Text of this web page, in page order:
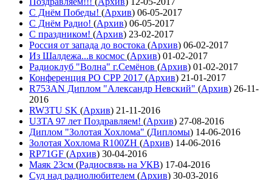
С Днём Победы! (Архив) 06-05-2017
С Днём Радио! (Архив) 06-05-2017
С праздником! (Архив) 23-02-2017
Россия от запада до востока (Архив) 06-02-2017
Из Шалдежа...в космос (Архив) 01-02-2017
Радиоклуб "Волна" г.Семёнов (Архив) 01-02-2017
Конференция РО СРР 2017 (Архив) 21-01-2017
R753AN Диплом "Александр Невский" (Архив) 26-11-
2016
RW3TU SK (Архив) 21-11-2016
U3TA 97 лет Поздравляем! (Архив) 27-08-2016
Диплом "Золотая Хохлома" (Дипломы) 14-06-2016
Золотая Хохлома R100ZH (Архив) 14-06-2016
RP71GF (Архив) 30-04-2016
Маяк 23см (Радиосвязь на УКВ) 17-04-2016
Суд над радиолюбителем (Архив) 30-03-2016